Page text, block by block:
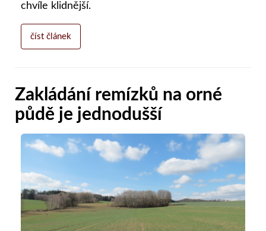
chvíle klidnější.
číst článek
Zakládání remízků na orné
půdě je jednodušší